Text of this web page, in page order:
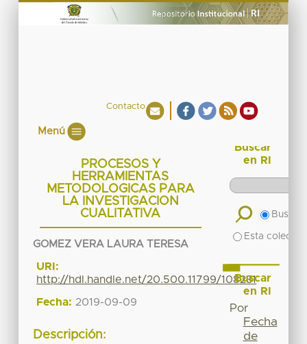
Contacto
Menú
PROCESOS Y
HERRAMIENTAS
METODOLOGICAS PARA
LA INVESTIGACION
CUALITATIVA
GOMEZ VERA LAURA TERESA
URI:
http://hdl.handle.net/20.500.11799/108231
Fecha: 2019-09-09
Descripción:
Buscar
en RI
Buscar
Esta
Buscar
en RI
Por
Fecha
de